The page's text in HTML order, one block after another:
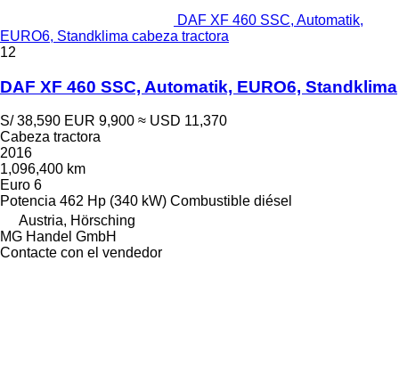
DAF XF 460 SSC, Automatik,
EURO6, Standklima cabeza tractora
12
DAF XF 460 SSC, Automatik, EURO6, Standklima
S/ 38,590 EUR 9,900 ≈ USD 11,370
Cabeza tractora
2016
1,096,400 km
Euro 6
Potencia 462 Hp (340 kW) Combustible diésel
Austria, Hörsching
MG Handel GmbH
Contacte con el vendedor